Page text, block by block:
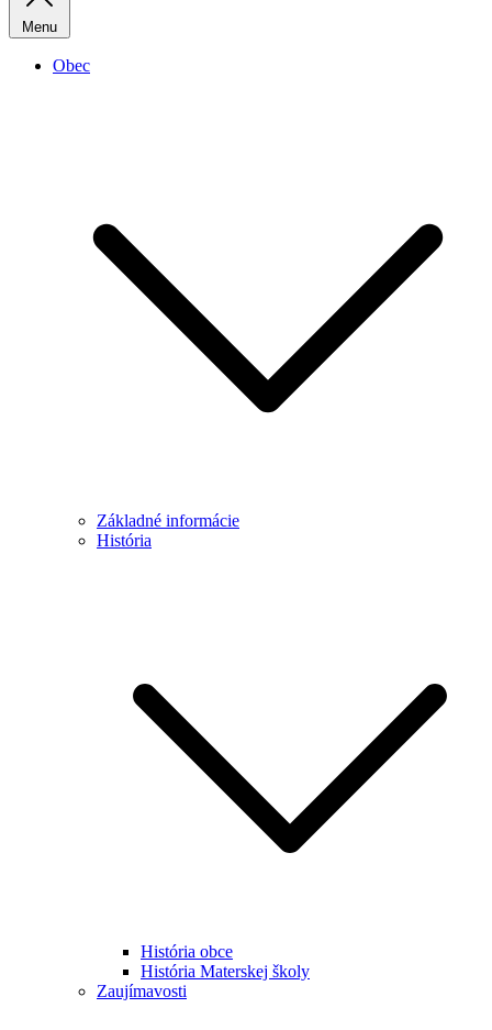
Menu
Obec
Základné informácie
História
História obce
História Materskej školy
Zaujímavosti